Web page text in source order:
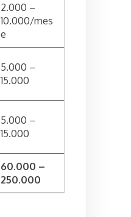
2.000 –
10.000/mes
e
5.000 –
15.000
5.000 –
15.000
60.000 –
250.000